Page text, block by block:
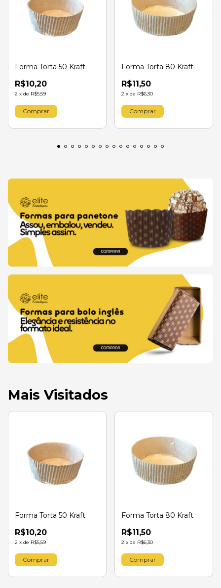
Forma Torta 50 Kraft
R$10,20
2 x de R$5,59
Comprar
Forma Torta 80 Kraft
R$11,50
2 x de R$6,30
Comprar
Mais Visitados
Forma Torta 50 Kraft
R$10,20
2 x de R$5,59
Comprar
Forma Torta 80 Kraft
R$11,50
2 x de R$6,30
Comprar